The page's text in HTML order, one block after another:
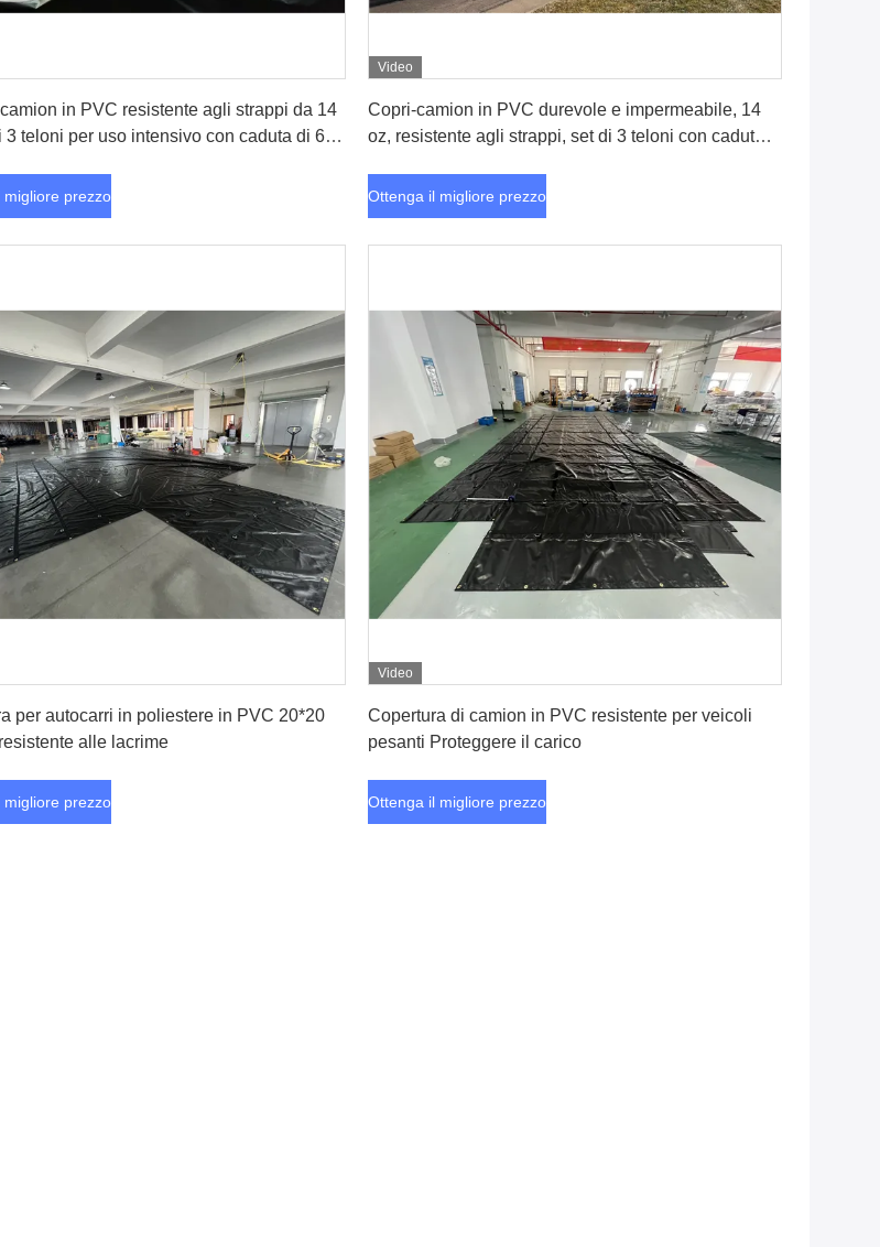
in PVC resistente agli strappi da 14
3 teloni per uso intensivo con caduta di 6
migliore prezzo
Video
Copri-camion in PVC durevole e impermeabile, 14
oz, resistente agli strappi, set di 3 teloni con caduta
pianale
Ottenga il migliore prezzo
per autocarri in poliestere in PVC 20*20
alle lacrime
migliore prezzo
Video
Copertura di camion in PVC resistente per veicoli
pesanti Proteggere il carico
Ottenga il migliore prezzo